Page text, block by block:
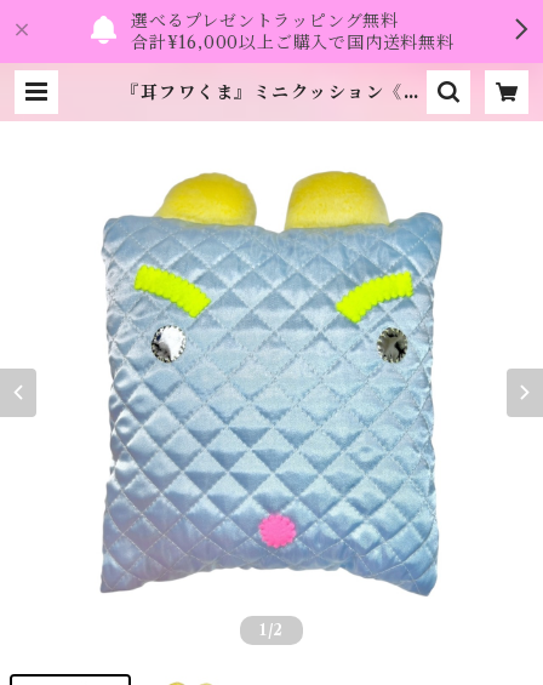
選べるプレゼントラッピング無料
合計¥16,000以上ご購入で国内送料無料
『耳フワくま』ミニクッション《む
1 /2